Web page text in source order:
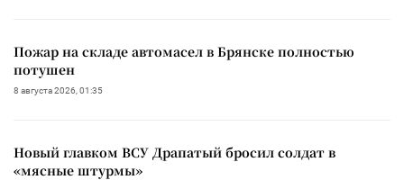
Пожар на складе автомасел в Брянске полностью
потушен
8 августа 2026, 01:35
Новый главком ВСУ Драпатый бросил солдат в
«мясные штурмы»